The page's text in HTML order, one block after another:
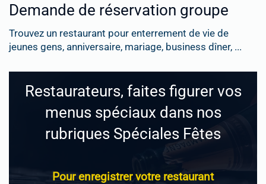
Demande de réservation groupe
Trouvez un restaurant pour enterrement de vie de
jeunes gens, anniversaire, mariage, business dîner, ...
Restaurateurs, faites figurer vos
menus spéciaux dans nos
rubriques Spéciales Fêtes
Pour enregistrer votre restaurant